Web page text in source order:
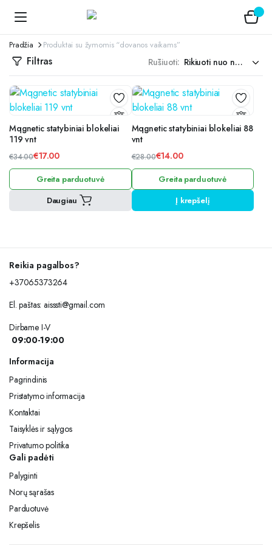
Pradžia Produktai su žymomis “dovanos vaikams”
Filtras Rūšiuoti:
Mqgnetic statybiniai blokeliai
119 vnt
€34.00
Original
was:
€17.00
Current
is:
Greita parduotuvė
Daugiau
Mqgnetic statybiniai blokeliai 88
vnt
€28.00
Original
was:
€28.00.
€14.00
Current
is:
€14.00.
Greita parduotuvė
Į krepšelį
Reikia pagalbos?
+37065373264
El. paštas:aisssti@gmail.com
Dirbame I-V
09:00-19:00
Informacija
Pagrindinis
Pristatymo informacija
Kontaktai
Taisyklės ir sąlygos
Privatumo politika
Gali padėti
Palyginti
Norų sąrašas
Parduotuvė
Krepšelis